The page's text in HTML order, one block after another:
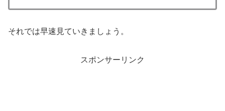
それでは早速見ていきましょう。
スポンサーリンク